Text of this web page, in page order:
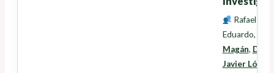
Rafael
Eduardo,
Magán,
Javier López